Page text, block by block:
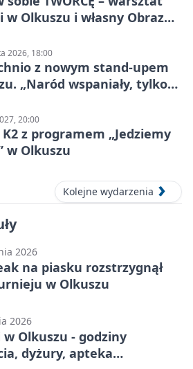
w Olkuszu i własny Obraz
2026, 18:00
z nowym stand-upem
„Naród wspaniały, tylko
20:00
z programem „Jedziemy
w Olkuszu
Kolejne wydarzenia
2026
na piasku rozstrzygnął
w Olkuszu
2026
Olkuszu - godziny
dyżury, apteka